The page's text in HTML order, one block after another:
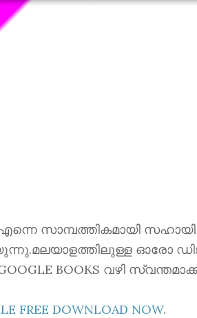
എന്നെ സാമ്പത്തികമായി
ഓരോ
GOOGLE BOOKS വഴി
FREE DOWNLOAD NOW.